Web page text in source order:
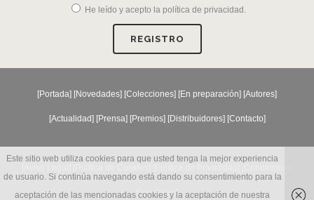
He leído y acepto la política de privacidad .
[Portada] [Novedades] [Colecciones] [En preparación] [Autores]
[Actualidad] [Prensa] [Premios] [Distribuidores] [Contacto]
Generales ]
Este sitio web utiliza cookies para que usted tenga la mejor experiencia
de usuario. Si continúa navegando está dando su consentimiento para la
aceptación de las mencionadas cookies y la aceptación de nuestra